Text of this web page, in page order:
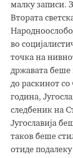
малку записи.
Втората
во
точка на
државата беше
до раскинот со
година,
следбеник на
Југославија
таков беше
отиде